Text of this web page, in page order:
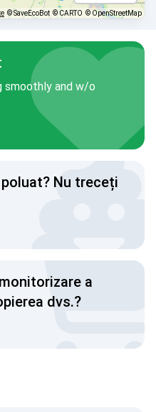
© SaveEcoBot © CARTO © OpenStreetMap
smoothly and w/o
Nu treceți
a
dvs.?